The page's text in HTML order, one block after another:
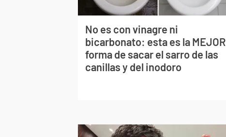
No es con vinagre ni
bicarbonato: esta es la MEJOR
forma de sacar el sarro de las
canillas y del inodoro